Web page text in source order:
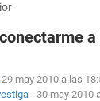
a
29 may 2010 a las
- 30 may 2010